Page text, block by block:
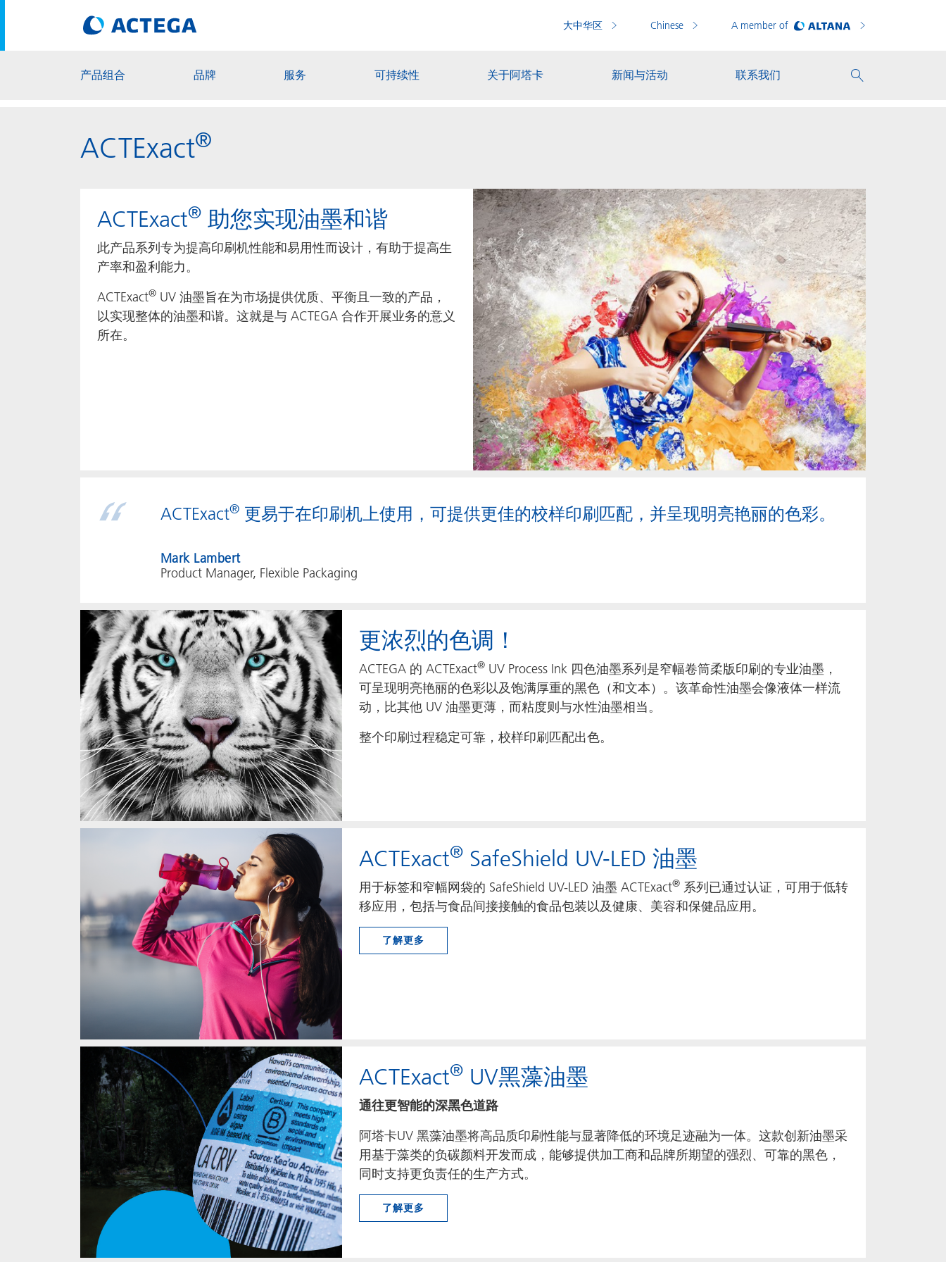
大中华区 Chinese A member of
产品组合 品牌 服务 可持续性 关于阿塔卡 新闻与活动 联系我们
ACTExact®
ACTExact® 助您实现油墨和谐
此产品系列专为提高印刷机性能和易用性而设计，有助于提高生
产率和盈利能力。
ACTExact® UV 油墨旨在为市场提供优质、平衡且一致的产品，
以实现整体的油墨和谐。这就是与 ACTEGA 合作开展业务的意义
所在。
ACTExact®更易于在印刷机上使用，可提供更佳的校样印刷匹配，并呈现明亮艳丽的色彩。
Mark Lambert
Product Manager, Flexible Packaging
更浓烈的色调！
ACTEGA 的 ACTExact® UV Process Ink 四色油墨系列是窄幅卷筒柔版印刷的专业油墨，
可呈现明亮艳丽的色彩以及饱满厚重的黑色（和文本）。该革命性油墨会像液体一样流
动，比其他 UV 油墨更薄，而粘度则与水性油墨相当。
整个印刷过程稳定可靠，校样印刷匹配出色。
ACTExact® SafeShield UV-LED 油墨
用于标签和窄幅网袋的 SafeShield UV-LED 油墨 ACTExact® 系列已通过认证，可用于低转
移应用，包括与食品间接接触的食品包装以及健康、美容和保健品应用。
了解更多
ACTExact® UV黑藻油墨
通往更智能的深黑色道路
阿塔卡UV 黑藻油墨将高品质印刷性能与显著降低的环境足迹融为一体。这款创新油墨采
用基于藻类的负碳颜料开发而成，能够提供加工商和品牌所期望的强烈、可靠的黑色，
同时支持更负责任的生产方式。
了解更多